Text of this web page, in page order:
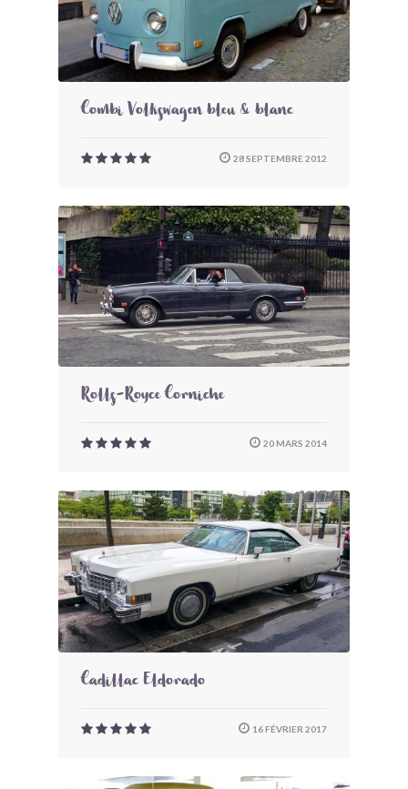
Combi Volkswagen bleu & blanc
28 SEPTEMBRE 2012
Rolls-Royce Corniche
20 MARS 2014
Cadillac Eldorado
16 FÉVRIER 2017